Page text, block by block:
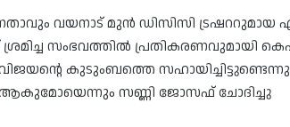
വയനാട് മുൻ ഡിസിസി ട്രഷററുമായ
സംഭവത്തിൽ പ്രതികരണവുമായി
കുടുംബത്തെ
ആകുമോയെന്നും സണ്ണി ജോസഫ് ചോദിച്ചു